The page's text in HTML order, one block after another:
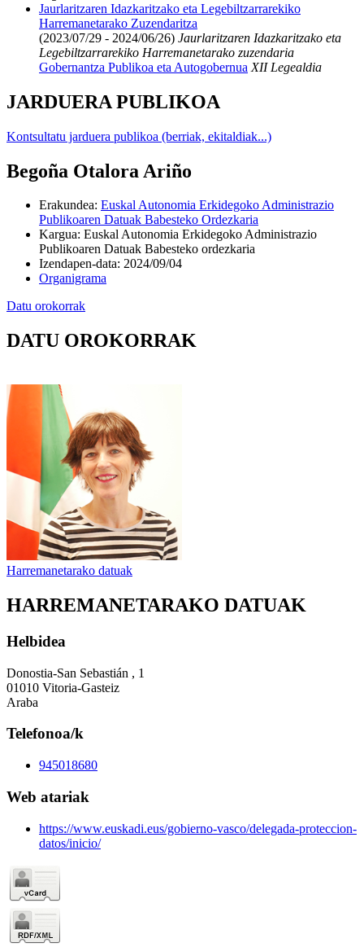
Jaurlaritzaren Idazkaritzako eta Legebiltzarrarekiko
Harremanetarako Zuzendaritza
(2023/07/29 - 2024/06/26) Jaurlaritzaren Idazkaritzako eta
Legebiltzarrarekiko Harremanetarako zuzendaria
Gobernantza Publikoa eta Autogobernua XII Legealdia
JARDUERA PUBLIKOA
Kontsultatu jarduera publikoa (berriak, ekitaldiak...)
Begoña Otalora Ariño
Erakundea: Euskal Autonomia Erkidegoko Administrazio
Publikoaren Datuak Babesteko Ordezkaria
Kargua: Euskal Autonomia Erkidegoko Administrazio
Publikoaren Datuak Babesteko ordezkaria
Izendapen-data: 2024/09/04
Organigrama
Datu orokorrak
DATU OROKORRAK
Harremanetarako datuak
HARREMANETARAKO DATUAK
Helbidea
Donostia-San Sebastián , 1
01010 Vitoria-Gasteiz
Araba
Telefonoa/k
945018680
Web atariak
https://www.euskadi.eus/gobierno-vasco/delegada-proteccion-
datos/inicio/